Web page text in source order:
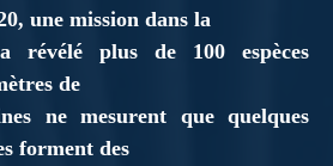
une mission dans la
révélé plus de 100 espèces
de
ne mesurent que quelques
forment des